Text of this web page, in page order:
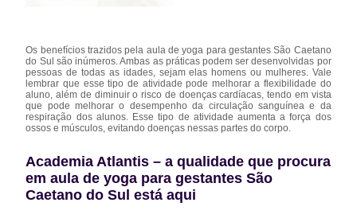
Os benefícios trazidos pela aula de yoga para gestantes São Caetano
do Sul são inúmeros. Ambas as práticas podem ser desenvolvidas por
pessoas de todas as idades, sejam elas homens ou mulheres. Vale
lembrar que esse tipo de atividade pode melhorar a flexibilidade do
aluno, além de diminuir o risco de doenças cardíacas, tendo em vista
que pode melhorar o desempenho da circulação sanguínea e da
respiração dos alunos. Esse tipo de atividade aumenta a força dos
ossos e músculos, evitando doenças nessas partes do corpo.
Academia Atlantis – a qualidade que procura
em aula de yoga para gestantes São
Caetano do Sul está aqui